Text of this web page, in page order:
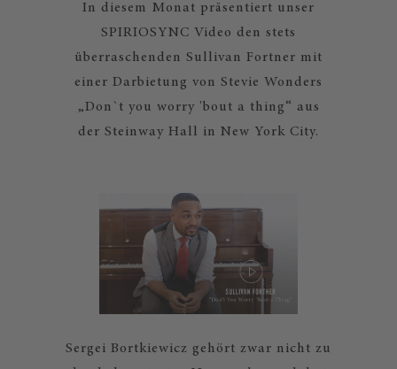
In diesem Monat präsentiert unser
SPIRIOSYNC Video den stets
überraschenden Sullivan Fortner mit
einer Darbietung von Stevie Wonders
„Don`t you worry 'bout a thing“ aus
der Steinway Hall in New York City.
Sergei Bortkiewicz gehört zwar nicht zu